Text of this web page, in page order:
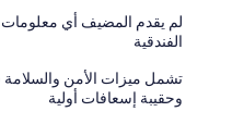
لم يقدم المضيف أي
الفندقية
تشمل ميزات الأمن والسلامة
وحقيبة إسعافات أولية